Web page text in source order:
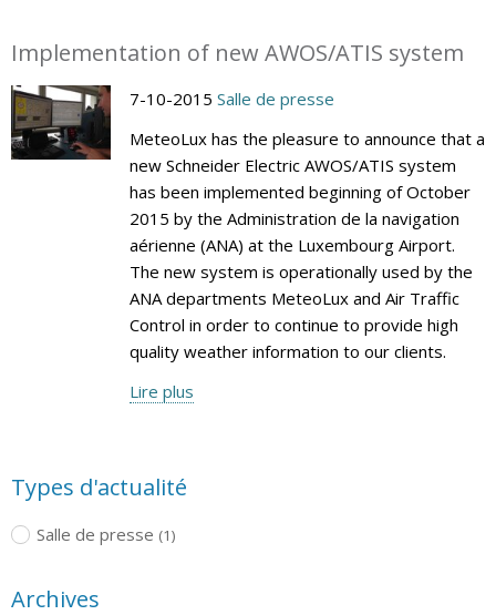
Implementation of new AWOS/ATIS system
7-10-2015 Salle de presse
MeteoLux has the pleasure to announce that a
new Schneider Electric AWOS/ATIS system
has been implemented beginning of October
2015 by the Administration de la navigation
aérienne (ANA) at the Luxembourg Airport.
The new system is operationally used by the
ANA departments MeteoLux and Air Traffic
Control in order to continue to provide high
quality weather information to our clients.
Lire plus
Types d'actualité
Salle de presse (1)
Archives